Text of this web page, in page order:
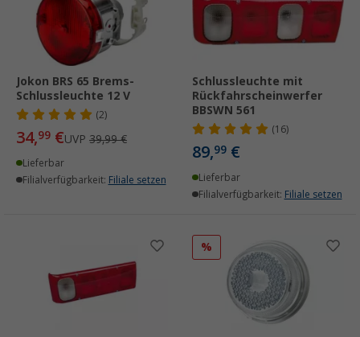
Jokon BRS 65 Brems-
Schlussleuchte 12 V
(2)
34,99 €UVP 39,99 €
Lieferbar
Filialverfügbarkeit: Filiale setzen
Schlussleuchte mit
Rückfahrscheinwerfer
BBSWN 561
(16)
89,99 €
Lieferbar
Filialverfügbarkeit: Filiale setzen
%